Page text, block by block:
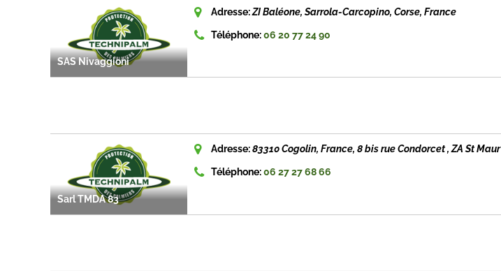
SAS Nivaggioni
Adresse:ZI Baléone, Sarrola-Carcopino, Corse, France
Téléphone:06 20 77 24 90
Sarl TMDA 83
Adresse:83310 Cogolin, France, 8 bis rue Condorcet , ZA St Maur
Téléphone:06 27 27 68 66